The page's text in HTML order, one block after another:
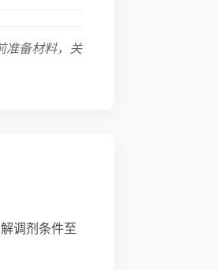
准备材料，关
调剂条件至